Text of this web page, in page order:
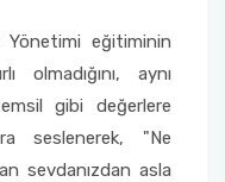
eğitiminin
olmadığını, aynı
gibi değerlere
seslenerek, "Ne
sevdanızdan asla